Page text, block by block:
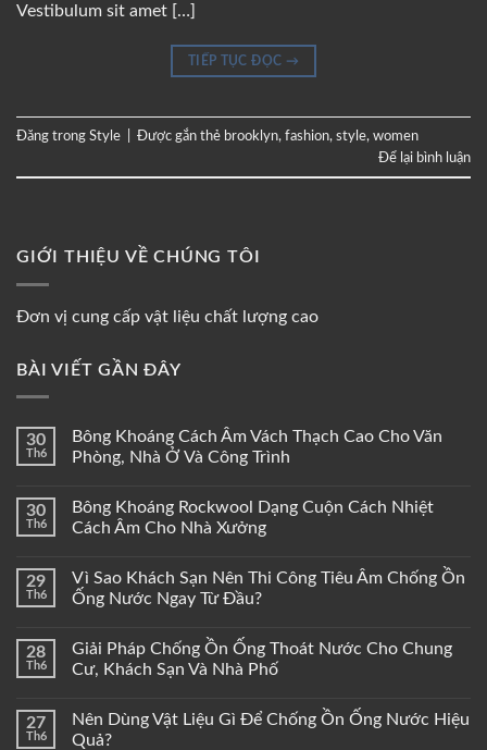
Vestibulum sit amet […]
TIẾP TỤC ĐỌC →
Đăng trong Style Được gắn thẻ brooklyn, fashion, style, women
Để lại bình luận
GIỚI THIỆU VỀ CHÚNG TÔI
Đơn vị cung cấp vật liệu chất lượng cao
BÀI VIẾT GẦN ĐÂY
30
Th6
Bông Khoáng Cách Âm Vách Thạch Cao Cho Văn
Phòng, Nhà Ở Và Công Trình
30
Th6
Bông Khoáng Rockwool Dạng Cuộn Cách Nhiệt
Cách Âm Cho Nhà Xưởng
29
Th6
Vì Sao Khách Sạn Nên Thi Công Tiêu Âm Chống Ồn
Ống Nước Ngay Từ Đầu?
28
Th6
Giải Pháp Chống Ồn Ống Thoát Nước Cho Chung
Cư, Khách Sạn Và Nhà Phố
27
Th6
Nên Dùng Vật Liệu Gì Để Chống Ồn Ống Nước Hiệu
Quả?